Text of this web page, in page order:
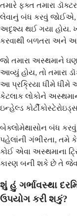
તમારે ફક્ત તમારા
લેવાનું બંધ કરવું જોઈએ,
અદૃશ્ય થઈ ગયા
કરવાથી બળતરા અને
જો તમારા અસ્થમાને
આવ્યું હોય, તો તમારા
આ પ્રક્રિયા ધીમે ધીમે
કેટલાક લોકોને
ઇન્હેલ્ડ
બેક્લોમેથાસોન બંધ કરવું
પહેલાંની ગંભીરતા,
કોઈ એવા અસ્થમાના
કારણ બની શકે છે તે
શું હું ગર્ભાવસ્થા
ઉપયોગ કરી શકું?